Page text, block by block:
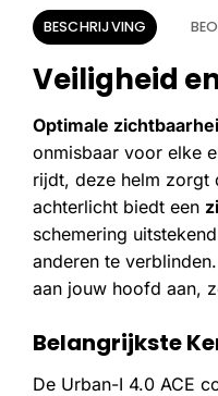
BESCHRIJVING
Veiligheid
Optimale
onmisbaar voor elke
rijdt, deze helm zorgt
achterlicht biedt een
schemering
anderen te
aan jouw hoofd aan,
Belangrijkste
De Urban-I 4.0 ACE